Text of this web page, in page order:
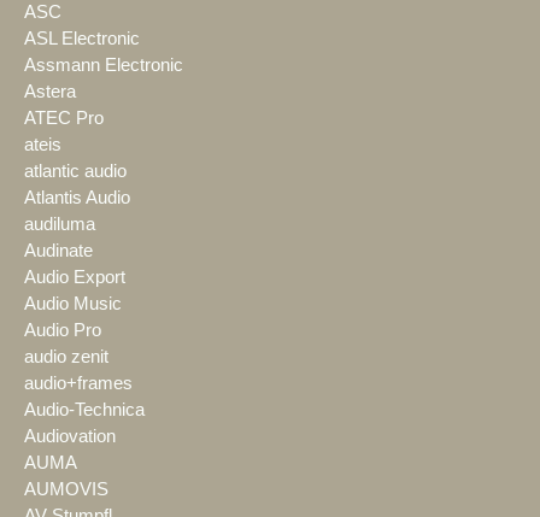
ASC
ASL Electronic
Assmann Electronic
Astera
ATEC Pro
ateis
atlantic audio
Atlantis Audio
audiluma
Audinate
Audio Export
Audio Music
Audio Pro
audio zenit
audio+frames
Audio-Technica
Audiovation
AUMA
AUMOVIS